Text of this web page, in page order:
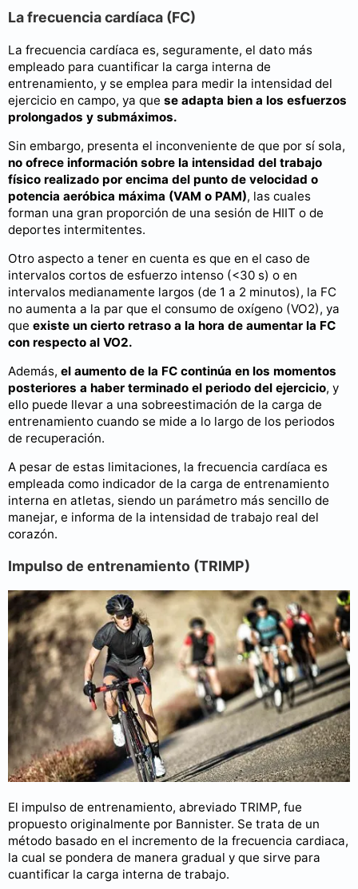
La frecuencia cardíaca (FC)
La frecuencia cardíaca es, seguramente, el dato más
empleado para cuantificar la carga interna de
entrenamiento, y se emplea para medir la intensidad del
ejercicio en campo, ya que se adapta bien a los esfuerzos
prolongados y submáximos.
Sin embargo, presenta el inconveniente de que por sí sola,
no ofrece información sobre la intensidad del trabajo
físico realizado por encima del punto de velocidad o
potencia aeróbica máxima (VAM o PAM), las cuales
forman una gran proporción de una sesión de HIIT o de
deportes intermitentes.
Otro aspecto a tener en cuenta es que en el caso de
intervalos cortos de esfuerzo intenso (<30 s) o en
intervalos medianamente largos (de 1 a 2 minutos), la FC
no aumenta a la par que el consumo de oxígeno (VO2), ya
que existe un cierto retraso a la hora de aumentar la FC
con respecto al VO2.
Además, el aumento de la FC continúa en los momentos
posteriores a haber terminado el periodo del ejercicio, y
ello puede llevar a una sobreestimación de la carga de
entrenamiento cuando se mide a lo largo de los periodos
de recuperación.
A pesar de estas limitaciones, la frecuencia cardíaca es
empleada como indicador de la carga de entrenamiento
interna en atletas, siendo un parámetro más sencillo de
manejar, e informa de la intensidad de trabajo real del
corazón.
Impulso de entrenamiento (TRIMP)
El impulso de entrenamiento, abreviado TRIMP, fue
propuesto originalmente por Bannister. Se trata de un
método basado en el incremento de la frecuencia cardiaca,
la cual se pondera de manera gradual y que sirve para
cuantificar la carga interna de trabajo.